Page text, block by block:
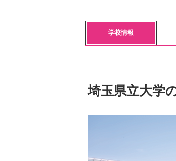
学校情報
埼玉県立大学